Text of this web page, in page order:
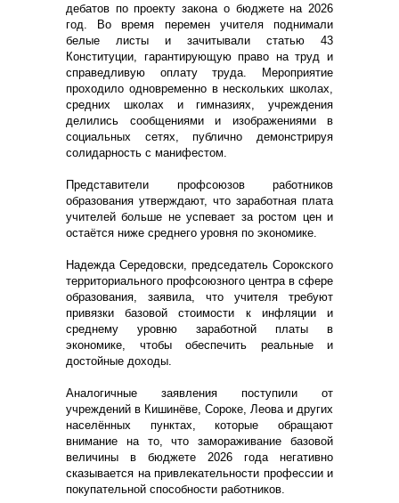
дебатов по проекту закона о бюджете на 2026
год. Во время перемен учителя поднимали
белые листы и зачитывали статью 43
Конституции, гарантирующую право на труд и
справедливую оплату труда. Мероприятие
проходило одновременно в нескольких школах,
средних школах и гимназиях, учреждения
делились сообщениями и изображениями в
социальных сетях, публично демонстрируя
солидарность с манифестом.
Представители профсоюзов работников
образования утверждают, что заработная плата
учителей больше не успевает за ростом цен и
остаётся ниже среднего уровня по экономике.
Надежда Середовски, председатель Сорокского
территориального профсоюзного центра в сфере
образования, заявила, что учителя требуют
привязки базовой стоимости к инфляции и
среднему уровню заработной платы в
экономике, чтобы обеспечить реальные и
достойные доходы.
Аналогичные заявления поступили от
учреждений в Кишинёве, Сороке, Леова и других
населённых пунктах, которые обращают
внимание на то, что замораживание базовой
величины в бюджете 2026 года негативно
сказывается на привлекательности профессии и
покупательной способности работников.